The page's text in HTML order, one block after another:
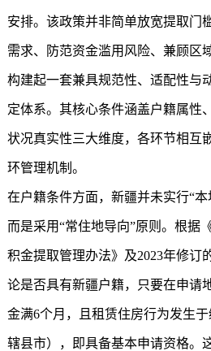
安排。该政策并非简单放宽提取门
需求、防范资金滥用风险、兼顾区
构建起一套兼具规范性、适配性与
定体系。其核心条件涵盖户籍属性
状况真实性三大维度，各环节相互
环管理机制。
在户籍条件方面，新疆并未实行“本
而是采用“常住地导向”原则。根据
积金提取管理办法》及2023年修订
论是否具有新疆户籍，只要在申请
金满6个月，且租赁住房行为发生
辖县市），即具备基本申请资格。